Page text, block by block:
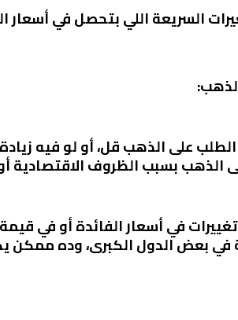
السريعة اللي بتحصل في أسعار
على الذهب قل، أو لو فيه
الذهب بسبب الظروف الاقتصادية
في أسعار الفائدة أو في
بعض الدول الكبرى، وده ممكن